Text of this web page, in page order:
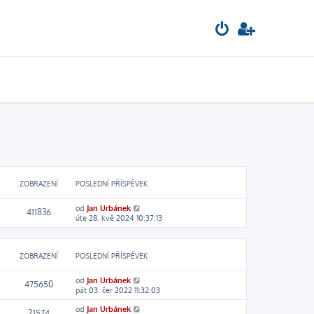
ZOBRAZENÍ POSLEDNÍ PŘÍSPĚVEK
411836 od Jan Urbánek
úte 28. kvě 2024 10:37:13
ZOBRAZENÍ POSLEDNÍ PŘÍSPĚVEK
475650 od Jan Urbánek
pát 03. čer 2022 11:32:03
od Jan Urbánek